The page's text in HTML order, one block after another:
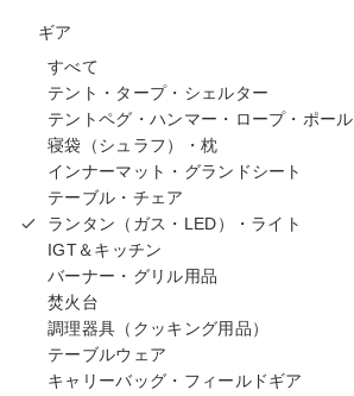
ギア
すべて
テント・タープ・シェルター
テントペグ・ハンマー・ロープ・ポール
寝袋（シュラフ）・枕
インナーマット・グランドシート
テーブル・チェア
ランタン（ガス・LED）・ライト
IGT＆キッチン
バーナー・グリル用品
焚火台
調理器具（クッキング用品）
テーブルウェア
キャリーバッグ・フィールドギア